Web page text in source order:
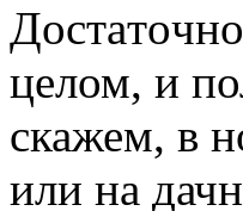
целом, и
скажем, в
или на